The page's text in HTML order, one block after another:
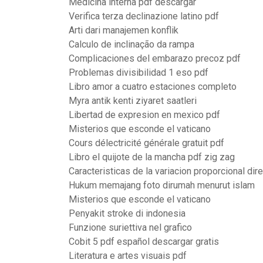
Verifica terza declinazione latino pdf
Arti dari manajemen konflik
Calculo de inclinação da rampa
Complicaciones del embarazo precoz pdf
Problemas divisibilidad 1 eso pdf
Libro amor a cuatro estaciones completo
Myra antik kenti ziyaret saatleri
Libertad de expresion en mexico pdf
Misterios que esconde el vaticano
Cours délectricité générale gratuit pdf
Libro el quijote de la mancha pdf zig zag
Caracteristicas de la variacion proporcional
Hukum memajang foto dirumah menurut islam
Misterios que esconde el vaticano
Penyakit stroke di indonesia
Funzione suriettiva nel grafico
Cobit 5 pdf español descargar gratis
Literatura e artes visuais pdf